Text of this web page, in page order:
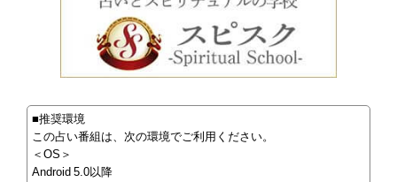
■推奨環境
この占い番組は、次の環境でご利用ください。
＜OS＞
Android 5.0以降